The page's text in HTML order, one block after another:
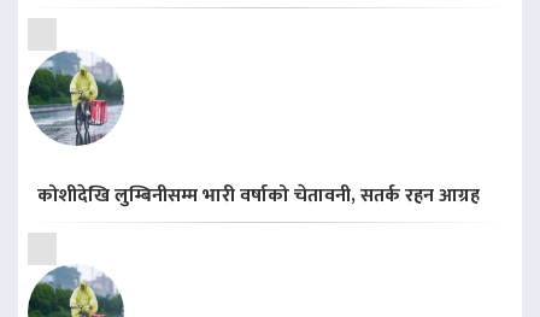
कोशीदेखि लुम्बिनीसम्म भारी वर्षाको चेतावनी, सतर्क रहन आग्रह